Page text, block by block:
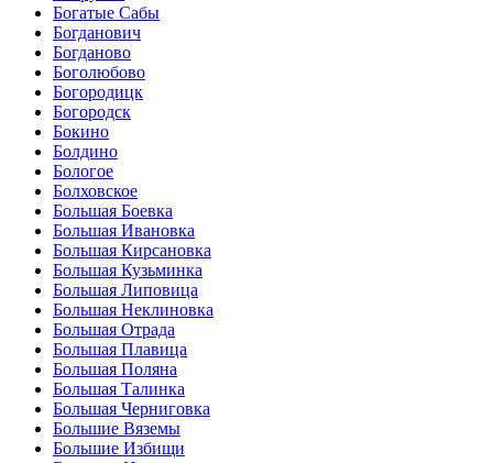
Богатые Сабы
Богданович
Богданово
Боголюбово
Богородицк
Богородск
Бокино
Болдино
Бологое
Болховское
Большая Боевка
Большая Ивановка
Большая Кирсановка
Большая Кузьминка
Большая Липовица
Большая Неклиновка
Большая Отрада
Большая Плавица
Большая Поляна
Большая Талинка
Большая Черниговка
Большие Вяземы
Большие Избищи